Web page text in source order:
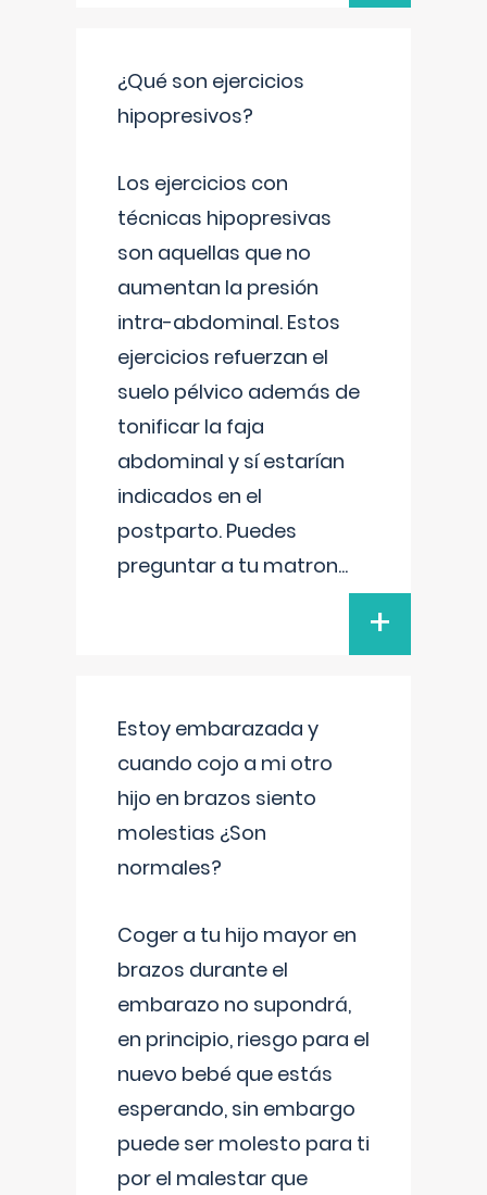
¿Qué son ejercicios
hipopresivos?
Los ejercicios con
técnicas hipopresivas
son aquellas que no
aumentan la presión
intra-abdominal. Estos
ejercicios refuerzan el
suelo pélvico además de
tonificar la faja
abdominal y sí estarían
indicados en el
postparto. Puedes
preguntar a tu matron...
+
Estoy embarazada y
cuando cojo a mi otro
hijo en brazos siento
molestias ¿Son
normales?
Coger a tu hijo mayor en
brazos durante el
embarazo no supondrá,
en principio, riesgo para el
nuevo bebé que estás
esperando, sin embargo
puede ser molesto para ti
por el malestar que